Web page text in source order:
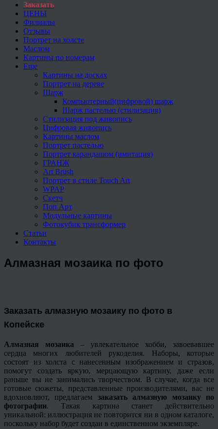
Заказать
ЦЕНЫ
Филиалы
Отзывы
Портрет на холсте
Маслом
Картины по номерам
Еще
Картины на досках
Портрет на дереве
Шарж
Компьютерный(цифровой) шарж
Шарж пастелью (стилизация)
Стилизация под живопись
Цифровая живопись
Картины маслом
Портрет пастелью
Портрет карандашом (имитация)
ГРАНЖ
Art Brush
Портрет в стиле Touch Art
WPAP
Скетч
Поп Арт
Модульные картины
Фотокубик трансформер
Статьи
Контакты
Алмазная мозаика по фото
Заказать алмазную мозаику по фото в
Копейске
Алмазная мозаика – увлекательное хобби, завоевавшее
сердца многих любителей рукоделия. Наборы, которые
состоят из холста с нанесенным изображением и стразов,
помогут создать яркую, мерцающую картину, даже если
раньше вы не занимались творчеством. В случае, когда все
готовые сюжеты, представленные производителями, вас не
вдохновляют, предлагаем заказать алмазную мозаику по
фотографии. Такая картина станет действительно
уникальной: иллюстрация не повторится ни в одном каталоге,
поскольку набор будет создан в единственном экземпляре.